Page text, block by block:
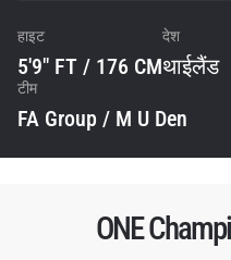
हाइट
5'9" FT / 176 CM
देश
थाईलैंड
टीम
FA Group / M U Den
ONE